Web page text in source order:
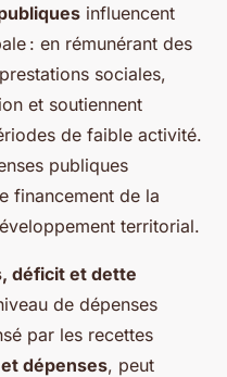
influencent
: en rémunérant des
sociales,
et soutiennent
de faible activité.
publiques
financement de la
territorial.
déficit et dette
de dépenses
par les recettes
dépenses, peut